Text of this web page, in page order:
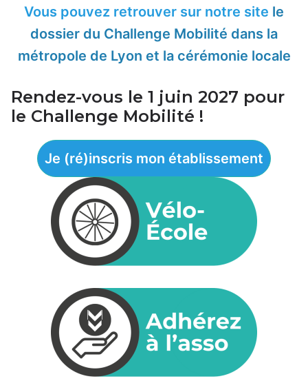
Vous pouvez retrouver sur notre site le
dossier du Challenge Mobilité dans la
métropole de Lyon et la cérémonie locale
Rendez-vous le 1 juin 2027 pour
le Challenge Mobilité !
Je (ré)inscris mon établissement